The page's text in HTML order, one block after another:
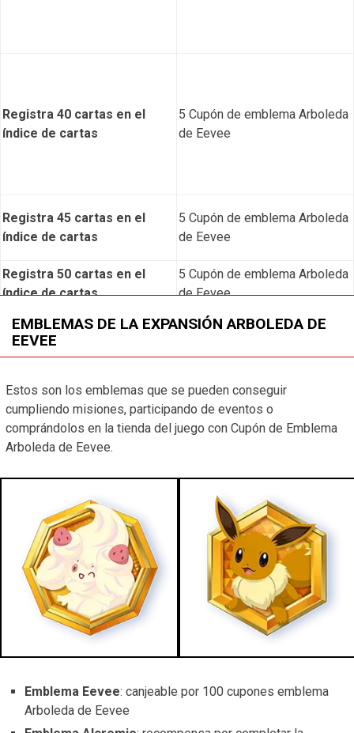
Registra 40 cartas en el
índice de cartas
5 Cupón de emblema Arboleda
de Eevee
Registra 45 cartas en el
índice de cartas
5 Cupón de emblema Arboleda
de Eevee
Registra 50 cartas en el
índice de cartas
5 Cupón de emblema Arboleda
de Eevee
Registra 60 cartas en el
índice de cartas
5 Cupón de emblema Arboleda
EMBLEMAS DE LA EXPANSIÓN ARBOLEDA DE
EEVEE
Estos son los emblemas que se pueden conseguir
cumpliendo misiones, participando de eventos o
comprándolos en la tienda del juego con Cupón de Emblema
Arboleda de Eevee.
Emblema Eevee: canjeable por 100 cupones emblema
Arboleda de Eevee